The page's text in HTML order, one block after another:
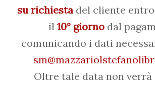
su richiestadel cliente
il 10° giornodal
comunicando i dati
Oltre tale data non verrà